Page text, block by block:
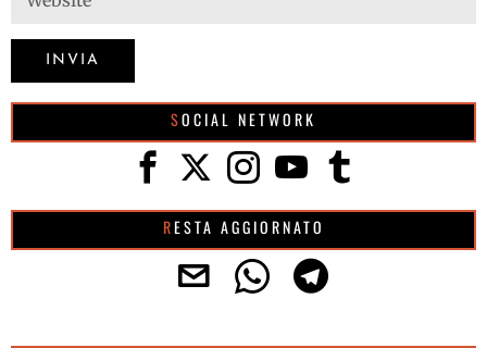
SOCIAL NETWORK
RESTA AGGIORNATO